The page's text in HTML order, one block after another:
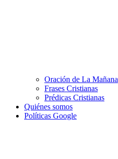
Oración de La Mañana
Frases Cristianas
Prédicas Cristianas
Quiénes somos
Políticas Google